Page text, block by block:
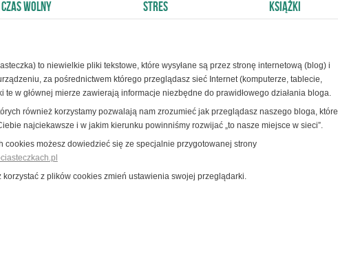
CZAS WOLNY STRES KSIĄŻKI
to niewielkie pliki tekstowe, które wysyłane są przez stronę internetową (blog) i
za pośrednictwem którego przeglądasz sieć Internet (komputerze, tablecie,
te w głównej mierze zawierają informacje niezbędne do prawidłowego działania bloga.
również korzystamy pozwalają nam zrozumieć jak przeglądasz naszego bloga, które
najciekawsze i w jakim kierunku powinniśmy rozwijać „to nasze miejsce w sieci”.
cookies możesz dowiedzieć się ze specjalnie przygotowanej strony
korzystać z plików cookies zmień ustawienia swojej przeglądarki.